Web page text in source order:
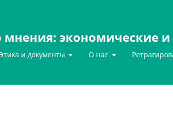
экономические
и документы О нас